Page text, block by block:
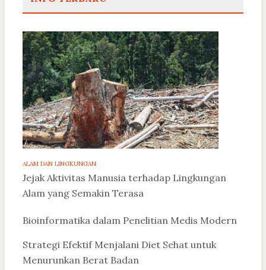
ALAM DAN LINGKUNGAN
Jejak Aktivitas Manusia terhadap Lingkungan
Alam yang Semakin Terasa
Bioinformatika dalam Penelitian Medis Modern
Strategi Efektif Menjalani Diet Sehat untuk
Menurunkan Berat Badan